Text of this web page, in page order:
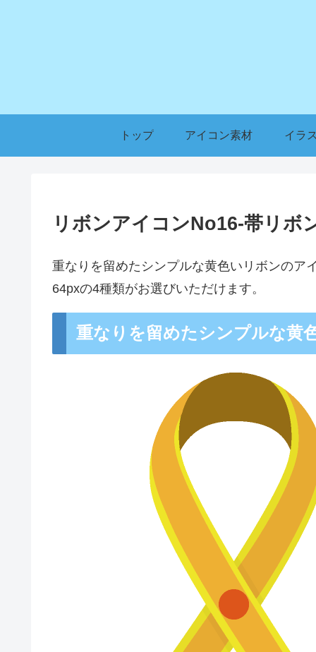
トップ アイコン素材 イラ
リボンアイコンNo16-帯リボ
重なりを留めたシンプルな黄色いリボンのア
64pxの4種類がお選びいただけます。
重なりを留めたシンプルな黄